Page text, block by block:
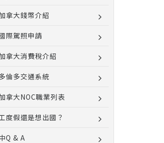
拿大錢幣介紹
際駕照申請
拿大消費稅介紹
倫多交通系統
拿大NOC職業列表
度假還是想出國？
Q & A